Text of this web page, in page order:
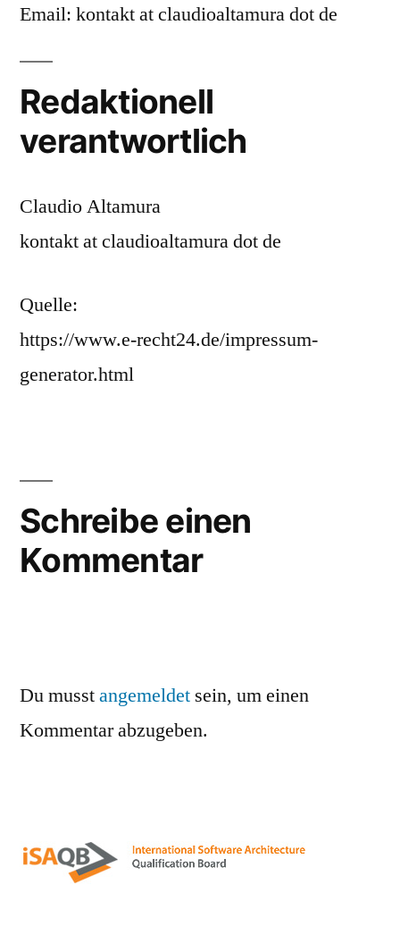
Email: kontakt at claudioaltamura dot de
Redaktionell
verantwortlich
Claudio Altamura
kontakt at claudioaltamura dot de
Quelle:
https://www.e-recht24.de/impressum-
generator.html
Schreibe einen
Kommentar
Du musstangemeldet sein, um einen
Kommentar abzugeben.